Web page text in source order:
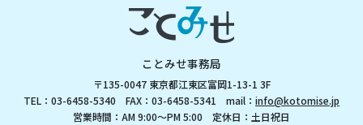
ことみせ事務局
〒135-0047 東京都江東区富岡1-13-1 3F
TEL：03-6458-5340 FAX：03-6458-5341 mail： info@kotomise.jp
営業時間：AM 9:00～PM 5:00 定休日：土日祝日